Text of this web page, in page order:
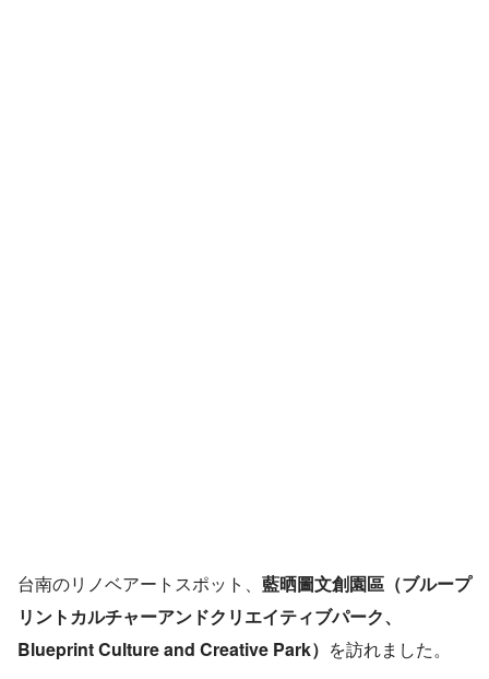
台南のリノベアートスポット、 藍晒圖文創園區（ブループ
リントカルチャーアンドクリエイティブパーク、
Blueprint Culture and Creative Park） を訪れました。